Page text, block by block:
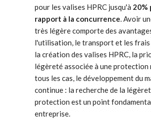
pour les valises HPRC jusqu'à 20%
rapport à la concurrence . Avoir
très légère comporte des
l'utilisation, le transport et les frais
la création des valises HPRC, la
légèreté associée à une protection
tous les cas, le développement du
continue : la recherche de la
protection est un point
entreprise.